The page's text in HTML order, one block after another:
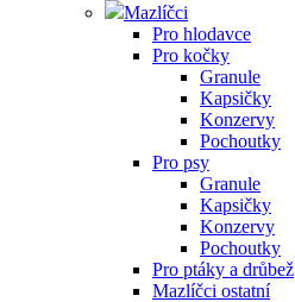
Mazlíčci
Pro hlodavce
Pro kočky
Granule
Kapsičky
Konzervy
Pochoutky
Pro psy
Granule
Kapsičky
Konzervy
Pochoutky
Pro ptáky a drůbež
Mazlíčci ostatní